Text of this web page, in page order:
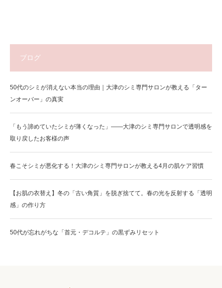
ブログ
50代のシミが消えない本当の理由｜大津のシミ専門サロンが教える「ター
ンオーバー」の真実
「もう諦めていたシミが薄くなった」——大津のシミ専門サロンで透明感を
取り戻したお客様の声
春こそシミが悪化する！大津のシミ専門サロンが教える4月の肌ケア習慣
【お肌の衣替え】冬の「古い角質」を脱ぎ捨てて。春の光を反射する「透明
感」の作り方
50代が忘れがちな「首元・デコルテ」の黒ずみリセット